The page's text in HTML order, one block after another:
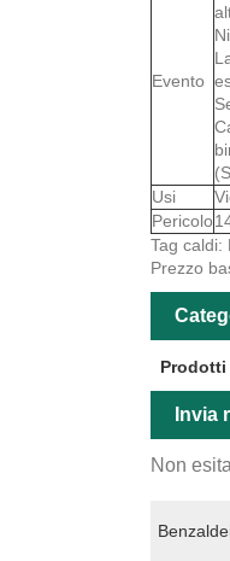
Evento
Usi
Pericolo
Tag caldi:
Prezzo
Invia
Non